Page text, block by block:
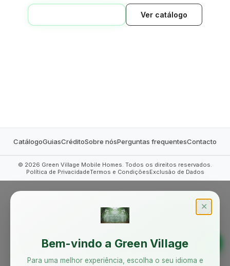
Ver catálogo
CatálogoGuiasCréditoSobre nósPerguntas frequentesContacto
© 2026 Green Village Mobile Homes. Todos os direitos reservados.
Política de PrivacidadeTermos e CondiçõesExclusão de Dados
✕
Bem-vindo a Green Village
Para uma melhor experiência, escolha o seu idioma e